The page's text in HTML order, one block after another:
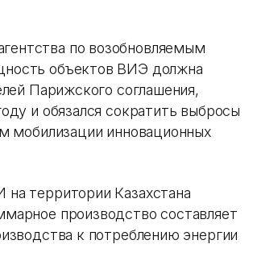
по возобновляемым
объектов ВИЭ должна
Парижского соглашения,
и обязался сократить выбросы
мобилизации инновационных
территории Казахстана
производство составляет
к потреблению энергии